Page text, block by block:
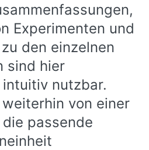
Experimenten und
den einzelnen
sind hier
nutzbar.
von einer
passende